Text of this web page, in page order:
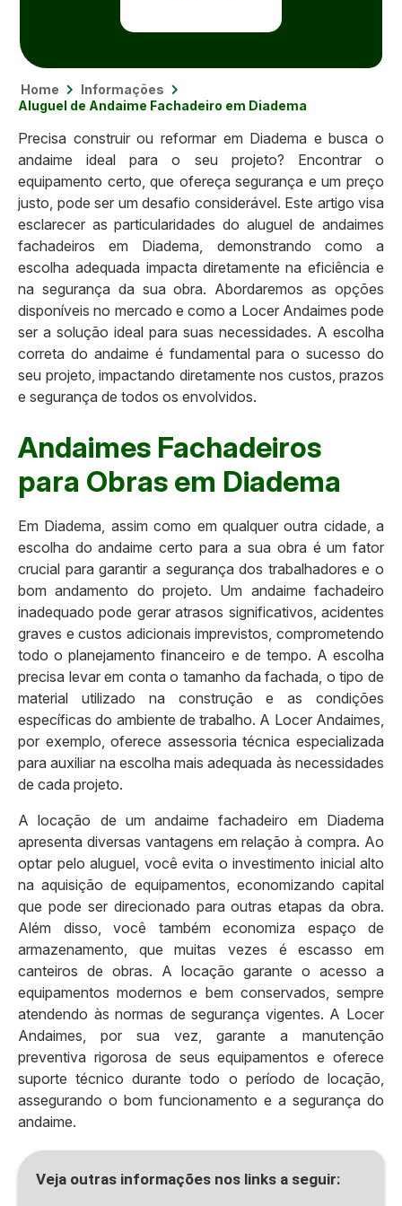
Home
Informações
Aluguel de Andaime Fachadeiro em Diadema
Precisa construir ou reformar em Diadema e busca o
andaime ideal para o seu projeto? Encontrar o
equipamento certo, que ofereça segurança e um preço
justo, pode ser um desafio considerável. Este artigo visa
esclarecer as particularidades do aluguel de andaimes
fachadeiros em Diadema, demonstrando como a
escolha adequada impacta diretamente na eficiência e
na segurança da sua obra. Abordaremos as opções
disponíveis no mercado e como a Locer Andaimes pode
ser a solução ideal para suas necessidades. A escolha
correta do andaime é fundamental para o sucesso do
seu projeto, impactando diretamente nos custos, prazos
e segurança de todos os envolvidos.
Andaimes Fachadeiros
para Obras em Diadema
Em Diadema, assim como em qualquer outra cidade, a
escolha do andaime certo para a sua obra é um fator
crucial para garantir a segurança dos trabalhadores e o
bom andamento do projeto. Um andaime fachadeiro
inadequado pode gerar atrasos significativos, acidentes
graves e custos adicionais imprevistos, comprometendo
todo o planejamento financeiro e de tempo. A escolha
precisa levar em conta o tamanho da fachada, o tipo de
material utilizado na construção e as condições
específicas do ambiente de trabalho. A Locer Andaimes,
por exemplo, oferece assessoria técnica especializada
para auxiliar na escolha mais adequada às necessidades
de cada projeto.
A locação de um andaime fachadeiro em Diadema
apresenta diversas vantagens em relação à compra. Ao
optar pelo aluguel, você evita o investimento inicial alto
na aquisição de equipamentos, economizando capital
que pode ser direcionado para outras etapas da obra.
Além disso, você também economiza espaço de
armazenamento, que muitas vezes é escasso em
canteiros de obras. A locação garante o acesso a
equipamentos modernos e bem conservados, sempre
atendendo às normas de segurança vigentes. A Locer
Andaimes, por sua vez, garante a manutenção
preventiva rigorosa de seus equipamentos e oferece
suporte técnico durante todo o período de locação,
assegurando o bom funcionamento e a segurança do
andaime.
Veja outras informações nos links a seguir: